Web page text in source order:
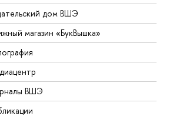
дом ВШЭ
магазин «БукВышка»
ВШЭ